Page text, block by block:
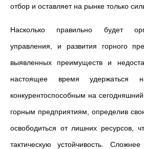
отбор и оставляет на рынке только
Насколько правильно будет
управления, и развития горного
выявленных преимуществ и
настоящее время
конкурентоспособным на
горным предприятиям, определив
освободиться от лишних ресурсов,
тактическую устойчивость.